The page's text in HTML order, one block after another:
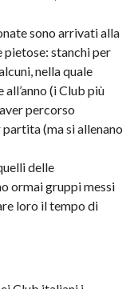
sono arrivati alla
stanchi per
nella quale
(i Club più
percorso
(ma si allenano
delle
ormai gruppi messi
loro il tempo di